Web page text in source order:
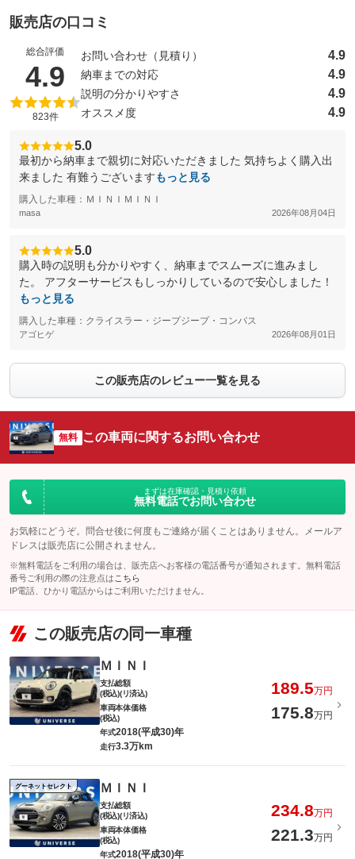
販売店の口コミ
総合評価
4.9 （5点満点中）
823件
お問い合わせ（見積り） 4.9
納車までの対応 4.9
説明の分かりやすさ 4.9
オススメ度 4.9
5.0
最初から納車まで親切に対応いただきました 気持ちよく購入出
来ました 有難うございますもっと見る
購入した車種：ＭＩＮＩＭＩＮＩ
masa 2026年08月04日
5.0
購入時の説明も分かりやすく、納車までスムーズに進みまし
た。 アフターサービスもしっかりしているので安心しました！
もっと見る
購入した車種：クライスラー・ジープジープ・コンパス
アゴヒゲ 2026年08月01日
この販売店のレビュー一覧を見る
無料 この車両に関するお問い合わせ
まずは在庫確認・見積り依頼
無料電話でお問い合わせ
お気軽にどうぞ。問合せ後に何度もご連絡が届くことはありません。メールア
ドレスは販売店に公開されません。
※無料電話をご利用の場合は、販売店へお客様の電話番号が通知されます。無料電話
番号ご利用の際の注意点は こちら
IP電話、ひかり電話からはご利用いただけません。
この販売店の同一車種
ＭＩＮＩ
支払総額
(税込)(リ済込)
189.5万円
車両本体価格
(税込)
175.8万円
年式2018(平成30)年
走行3.3万km
グーネットセレクト ＭＩＮＩ
支払総額
(税込)(リ済込)
234.8万円
車両本体価格
(税込)
221.3万円
年式2018(平成30)年